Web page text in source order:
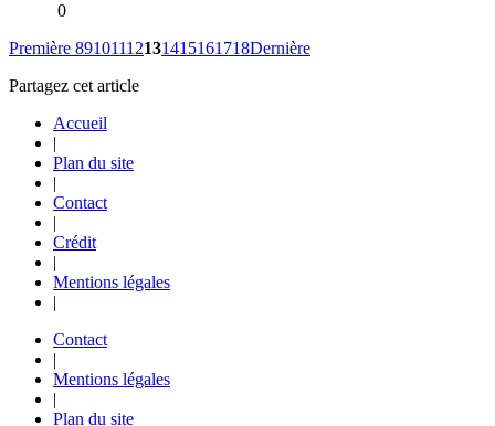
0
Première 89101112131415161718Dernière
Partagez cet article
Accueil
|
Plan du site
|
Contact
|
Crédit
|
Mentions légales
|
Contact
|
Mentions légales
|
Plan du site